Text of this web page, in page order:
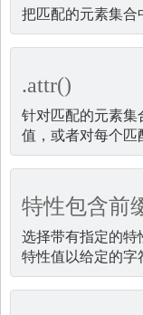
把匹配的元素集合
.attr()
针对匹配的元素集
值，或者对每个匹
特性包含前
选择带有指定的特
特性值以给定的字